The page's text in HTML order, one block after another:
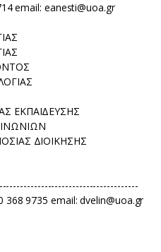
email: eanesti@uoa.gr
ΕΚΠΑΙΔΕΥΣΗΣ
ΔΙΟΙΚΗΣΗΣ
9735 email: dvelin@uoa.gr